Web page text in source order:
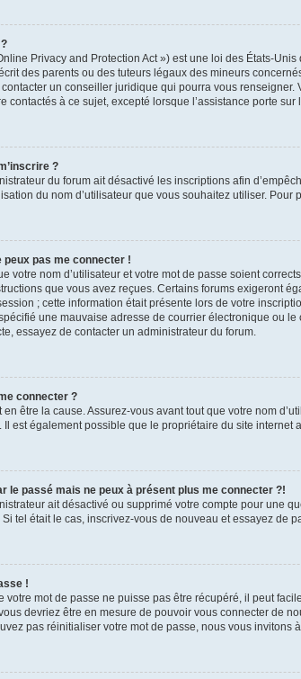
Privacy and Protection Act ») est une loi des États-
des parents ou des tuteurs légaux des mineurs
un conseiller juridique qui pourra vous
contactés à ce sujet, excepté lorsque l’assistance porte
?
du forum ait désactivé les inscriptions afin
du nom d’utilisateur que vous souhaitez utiliser.
pas me connecter !
votre nom d’utilisateur et votre mot de passe soient
que vous avez reçues. Certains forums exigeront
; cette information était présente lors de votre
une mauvaise adresse de courrier électronique ou
essayez de contacter un administrateur du forum.
connecter ?
être la cause. Assurez-vous avant tout que votre nom
est également possible que le propriétaire du site internet
le passé mais ne peux à présent plus me connecter ?!
ait désactivé ou supprimé votre compte pour une
tel était le cas, inscrivez-vous de nouveau et essayez de
!
votre mot de passe ne puisse pas être récupéré, il peut
devriez être en mesure de pouvoir vous connecter de
pas réinitialiser votre mot de passe, nous vous invitons